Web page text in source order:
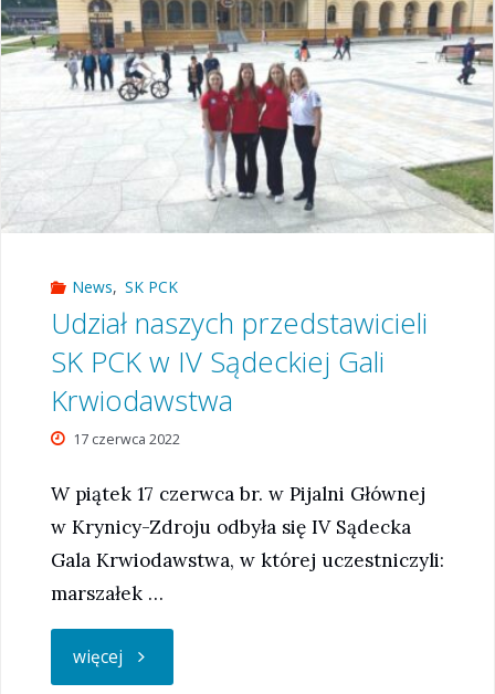
Stary
Sącz"
News, SK PCK
Udział naszych przedstawicieli
SK PCK w IV Sądeckiej Gali
Krwiodawstwa
17 czerwca 2022
W piątek 17 czerwca br. w Pijalni Głównej
w Krynicy-Zdroju odbyła się IV Sądecka
Gala Krwiodawstwa, w której uczestniczyli:
marszałek …
więcej "Udział